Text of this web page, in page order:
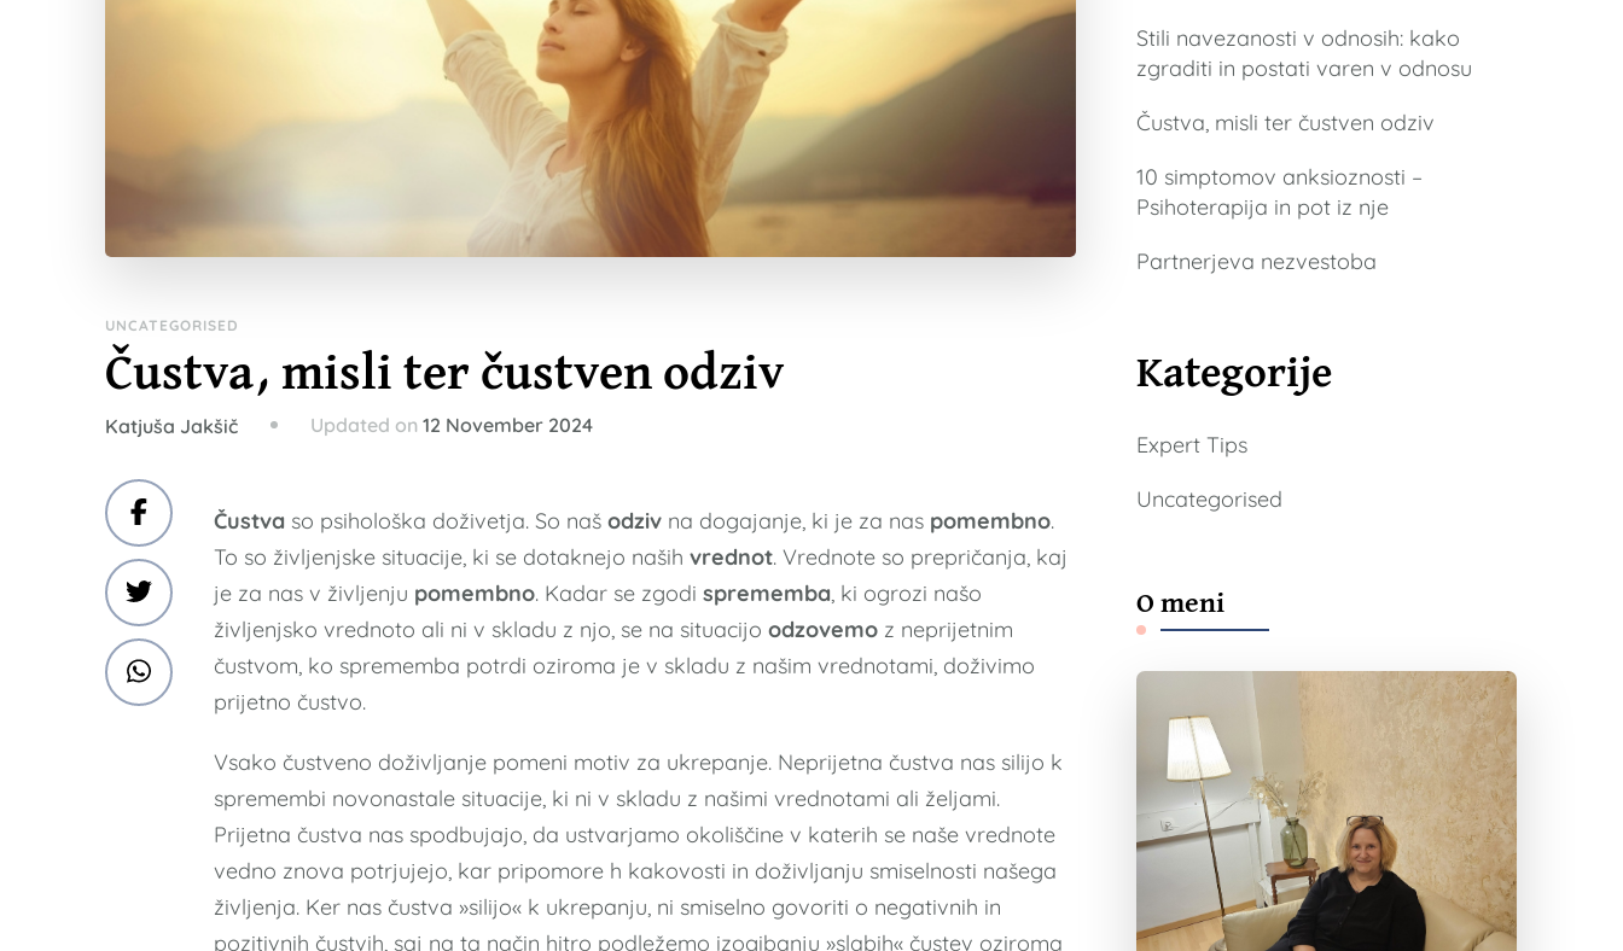
UNCATEGORISED
Čustva, misli ter čustven odziv
Katjuša Jakšič Updated on 12 November 2024
Čustva so psihološka doživetja. So naš odziv na dogajanje, ki je za nas pomembno.
To so življenjske situacije, ki se dotaknejo naših vrednot. Vrednote so prepričanja, kaj
je za nas v življenju pomembno. Kadar se zgodi sprememba , ki ogrozi našo
življenjsko vrednoto ali ni v skladu z njo, se na situacijo odzovemo z neprijetnim
čustvom, ko sprememba potrdi oziroma je v skladu z našim vrednotami, doživimo
prijetno čustvo.
Vsako čustveno doživljanje pomeni motiv za ukrepanje. Neprijetna čustva nas silijo k
spremembi novonastale situacije, ki ni v skladu z našimi vrednotami ali željami.
Prijetna čustva nas spodbujajo, da ustvarjamo okoliščine v katerih se naše vrednote
vedno znova potrjujejo, kar pripomore h kakovosti in doživljanju smiselnosti našega
življenja. Ker nas čustva »silijo« k ukrepanju, ni smiselno govoriti o negativnih in
pozitivnih čustvih, saj na ta način hitro podležemo izogibanju »slabih« čustev oziroma
Stili navezanosti v odnosih: kako
zgraditi in postati varen v odnosu
Čustva, misli ter čustven odziv
10 simptomov anksioznosti –
Psihoterapija in pot iz nje
Partnerjeva nezvestoba
Kategorije
Expert Tips
Uncategorised
O meni